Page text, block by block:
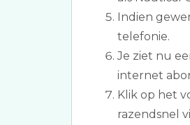
Indien
telefonie.
Je ziet nu
internet
Klik op het
razendsnel